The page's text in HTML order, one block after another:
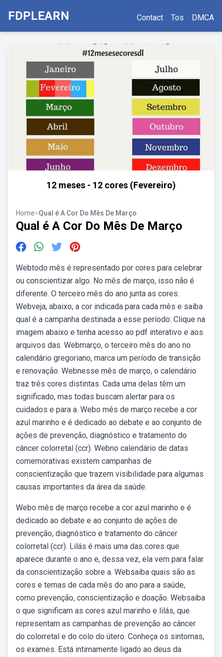
FDPLEARN Contact Tos DMCA
12 meses - 12 cores (Fevereiro)
Home>Qual é A Cor Do Mês De Março
Qual é A Cor Do Mês De Março
Webtodo mês é representado por cores para celebrar
ou conscientizar algo. No mês de março, isso não é
diferente. O terceiro mês do ano junta as cores.
Webveja, abaixo, a cor indicada para cada mês e saiba
qual é a campanha destinada a esse período: Clique na
imagem abaixo e tenha acesso ao pdf interativo e aos
arquivos das. Webmarço, o terceiro mês do ano no
calendário gregoriano, marca um período de transição
e renovação. Webnesse mês de março, o calendário
traz três cores distintas. Cada uma delas têm um
significado, mas todas buscam alertar para os
cuidados e para a. Webo mês de março recebe a cor
azul marinho e é dedicado ao debate e ao conjunto de
ações de prevenção, diagnóstico e tratamento do
câncer colorretal (ccr). Webno calendário de datas
comemorativas existem campanhas de
conscientização que trazem visibilidade para algumas
causas importantes da área da saúde.
Webo mês de março recebe a cor azul marinho e é
dedicado ao debate e ao conjunto de ações de
prevenção, diagnóstico e tratamento do câncer
colorretal (ccr). Lilás é mais uma das cores que
aparece durante o ano e, dessa vez, ela vem para falar
da conscientização sobre a. Websaiba quais são as
cores e temas de cada mês do ano para a saúde,
como prevenção, conscientização e doação. Websaiba
o que significam as cores azul marinho e lilás, que
representam as campanhas de prevenção ao câncer
do colorretal e do colo do útero. Conheça os sintomas,
os exames. Está intimamente ligado ao deus da